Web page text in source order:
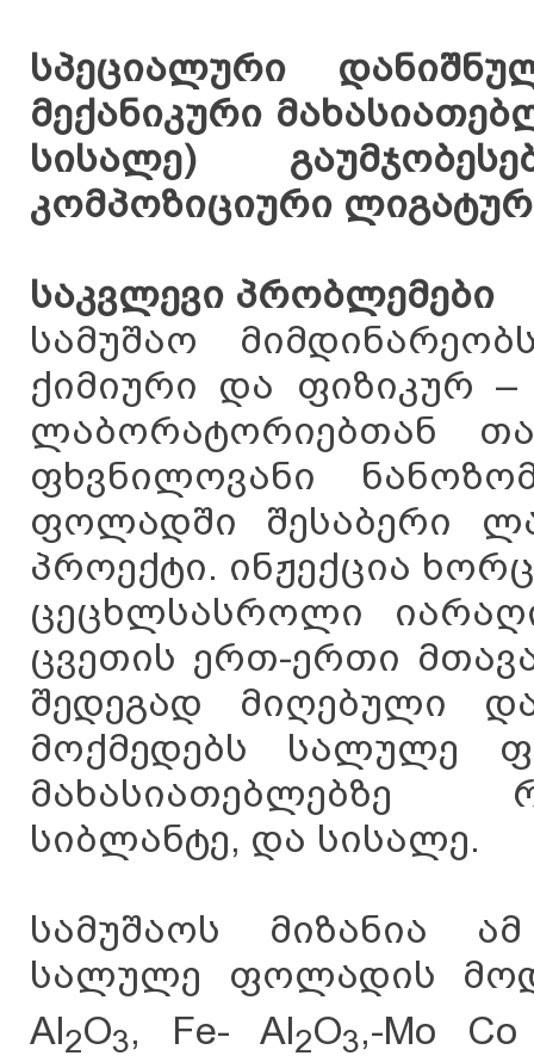
სპეციალური
მექანიკური
სისალე)
კომპოზიციური
საკვლევი პრობლემები
სამუშაო
ქიმიური და ფიზიკურ
ლაბორატორიებთან
ფხვნილოვანი
ფოლადში შესაბერი
პროექტი. ინჟექცია
ცეცხლსასროლი
ცვეთის ერთ-ერთი
შედეგად მიღებული
მოქმედებს სალულე
მახასიათებლებზე
სიბლანტე, და სისალე.
სამუშაოს მიზანია
სალულე ფოლადის
Al2O3, Fe- Al2O3,-Mo